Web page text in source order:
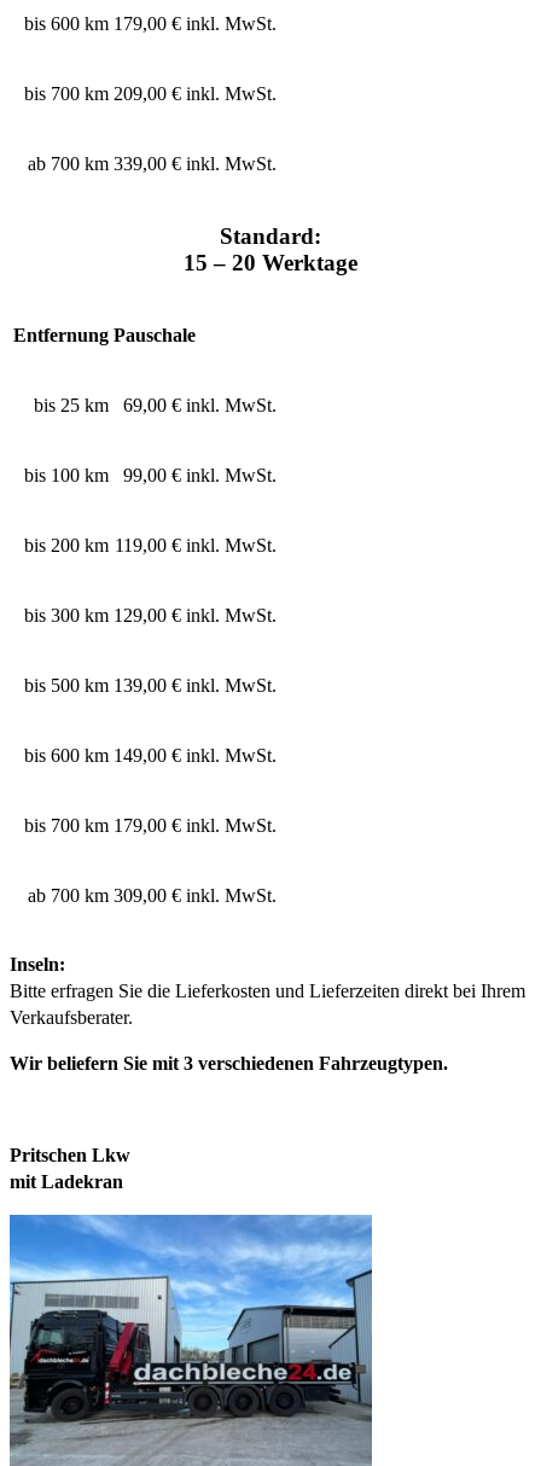
bis 600 km 179,00 € inkl. MwSt.
bis 700 km 209,00 € inkl. MwSt.
ab 700 km 339,00 € inkl. MwSt.
Standard:
15 – 20 Werktage
Entfernung Pauschale
bis 25 km 69,00 € inkl. MwSt.
bis 100 km 99,00 € inkl. MwSt.
bis 200 km 119,00 € inkl. MwSt.
bis 300 km 129,00 € inkl. MwSt.
bis 500 km 139,00 € inkl. MwSt.
bis 600 km 149,00 € inkl. MwSt.
bis 700 km 179,00 € inkl. MwSt.
ab 700 km 309,00 € inkl. MwSt.
Inseln:
Bitte erfragen Sie die Lieferkosten und Lieferzeiten direkt bei Ihrem
Verkaufsberater.
Wir beliefern Sie mit 3 verschiedenen Fahrzeugtypen.
Pritschen Lkw
mit Ladekran